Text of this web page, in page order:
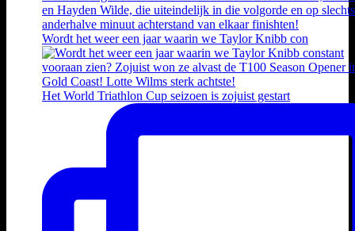
Wordt het weer een jaar waarin we Taylor Knibb con
Het World Triathlon Cup seizoen is zojuist gestart